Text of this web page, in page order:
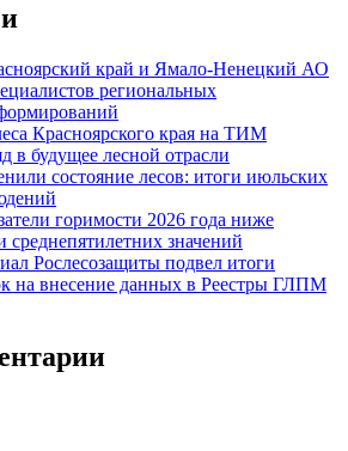
край и Ямало-Ненецкий АО
региональных
Красноярского края на ТИМ
в будущее лесной отрасли
состояние лесов: итоги июльских
горимости 2026 года ниже
значений
Рослесозащиты подвел итоги
на внесение данных в Реестры ГЛПМ